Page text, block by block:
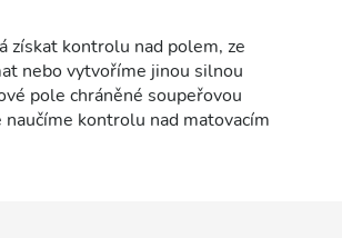
získat kontrolu nad polem, ze
nebo vytvoříme jinou silnou
pole chráněné soupeřovou
kontrolu nad matovacím